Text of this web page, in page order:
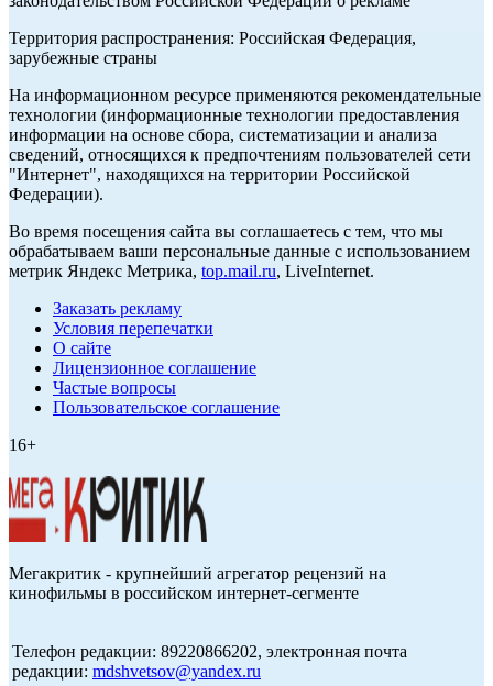
Территория распространения: Российская Федерация,
зарубежные страны
На информационном ресурсе применяются рекомендательные
технологии (информационные технологии предоставления
информации на основе сбора, систематизации и анализа
сведений, относящихся к предпочтениям пользователей сети
"Интернет", находящихся на территории Российской
Федерации).
Во время посещения сайта вы соглашаетесь с тем, что мы
обрабатываем ваши персональные данные с использованием
метрик Яндекс Метрика, top.mail.ru, LiveInternet.
Заказать рекламу
Условия перепечатки
О сайте
Лицензионное соглашение
Частые вопросы
Пользовательское соглашение
16+
Мегакритик - крупнейший агрегатор рецензий на
кинофильмы в российском интернет-сегменте
Телефон редакции: 89220866202, электронная почта
редакции: mdshvetsov@yandex.ru